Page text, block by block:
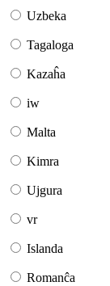
Uzbeka
Tagaloga
Kazaĥa
iw
Malta
Kimra
Ujgura
vr
Islanda
Romanĉa